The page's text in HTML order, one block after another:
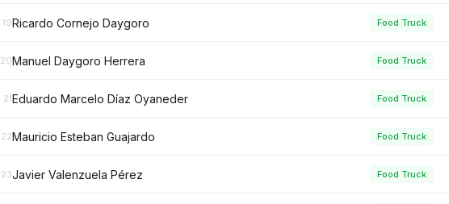
19Ricardo Cornejo Daygoro Food Truck
20Manuel Daygoro Herrera Food Truck
21Eduardo Marcelo Díaz Oyaneder Food Truck
22Mauricio Esteban Guajardo Food Truck
23Javier Valenzuela Pérez Food Truck